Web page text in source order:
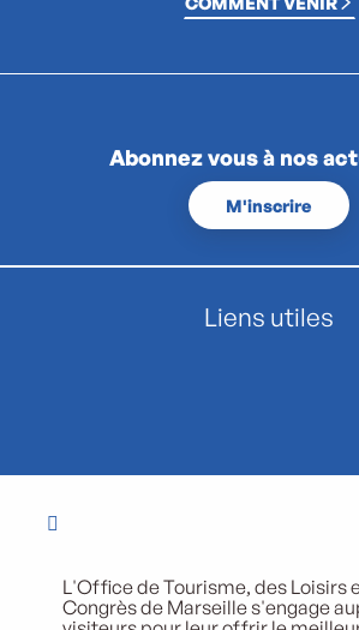
Abonnez vous à nos
M'inscrire
Liens utiles
L'Office de Tourisme, des Loisirs
Congrès de Marseille s'engage